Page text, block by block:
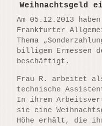
Weihnachtsgeld
Am 05.12.2013
Frankfurter
Thema
billigem Ermessen
beschäftigt.
Frau R. arbeitet
technische
In ihrem
sie eine
Höhe erhält, die